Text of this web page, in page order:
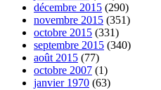
décembre 2015 (290)
novembre 2015 (351)
octobre 2015 (331)
septembre 2015 (340)
août 2015 (77)
octobre 2007 (1)
janvier 1970 (63)